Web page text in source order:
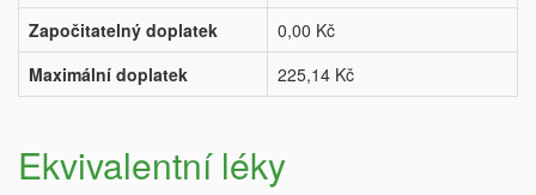
Započitatelný doplatek
0,00 Kč
Maximální doplatek
225,14 Kč
Ekvivalentní léky